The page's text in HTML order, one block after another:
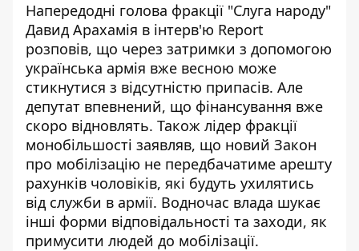
Напередодні голова фракції "Слуга народу"
Давид Арахамія в інтерв'ю Report
розповів, що через затримки з допомогою
українська армія вже весною може
стикнутися з відсутністю припасів. Але
депутат впевнений, що фінансування вже
скоро відновлять. Також лідер фракції
монобільшості заявляв, що новий Закон
про мобілізацію не передбачатиме арешту
рахунків чоловіків, які будуть ухилятись
від служби в армії. Водночас влада шукає
інші форми відповідальності та заходи, як
примусити людей до мобілізації.